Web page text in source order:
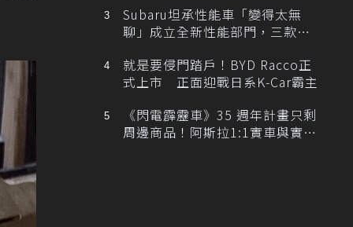
Subaru坦承性能車「變得太無
聊」成立全新性能部門，三款手
就是要侵門踏戶！BYD Racco正
式上市 正面迎戰日系K-Car霸主
《閃電霹靂車》35 週年計畫只剩
周邊商品！阿斯拉1:1實車與實體